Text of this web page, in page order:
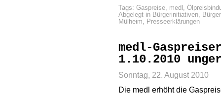
Tags: Gaspreise, medl ,
Abgelegt in Bürgerinitiativen,
Mülheim, Presseerklärungen
medl-
1.10.2010
Sonntag, 22. August 2010
Die medl erhöht die